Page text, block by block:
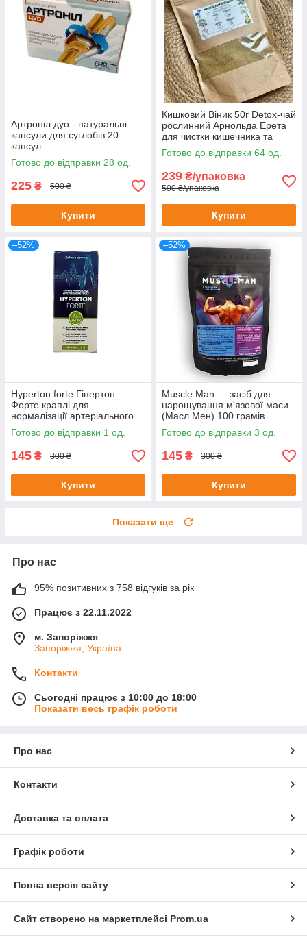
Артроніл дуо - натуральні
капсули для суглобів 20
капсул
Готово до відправки 28 од.
225 ₴ 500 ₴
Купити
Кишковий Віник 50г Detox-чай
рослинний Арнольда Ерета
для чистки кишечника та
організму 50 г
Готово до відправки 64 од.
239 ₴/упаковка
500 ₴/упаковка
Купити
–52%
Hyperton forte Гіпертон
Форте краплі для
нормалізації артеріального
тиску 20 мл до 08/25
Готово до відправки 1 од.
145 ₴ 300 ₴
Купити
–52%
Muscle Man — засіб для
нарощування м'язової маси
(Масл Мен) 100 грамів
Готово до відправки 3 од.
145 ₴ 300 ₴
Купити
Показати ще
Про нас
95% позитивних з 758 відгуків за рік
Працює з 22.11.2022
м. Запоріжжя
Запоріжжя, Україна
Контакти
Сьогодні працює з 10:00 до 18:00
Показати весь графік роботи
Про нас
Контакти
Доставка та оплата
Графік роботи
Повна версія сайту
Сайт створено на маркетплейсі Prom.ua